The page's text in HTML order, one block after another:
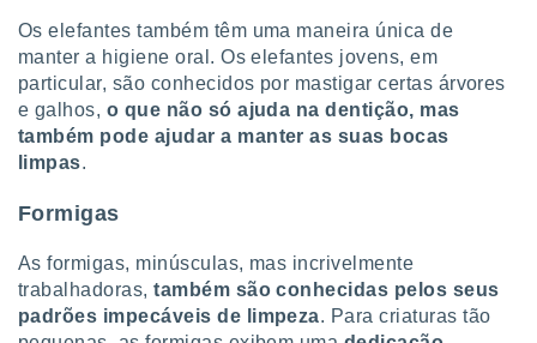
Os elefantes também têm uma maneira única de
manter a higiene oral. Os elefantes jovens, em
particular, são conhecidos por mastigar certas árvores
e galhos, o que não só ajuda na dentição, mas
também pode ajudar a manter as suas bocas
limpas.
Formigas
As formigas, minúsculas, mas incrivelmente
trabalhadoras,também são conhecidas pelos seus
padrões impecáveis de limpeza. Para criaturas tão